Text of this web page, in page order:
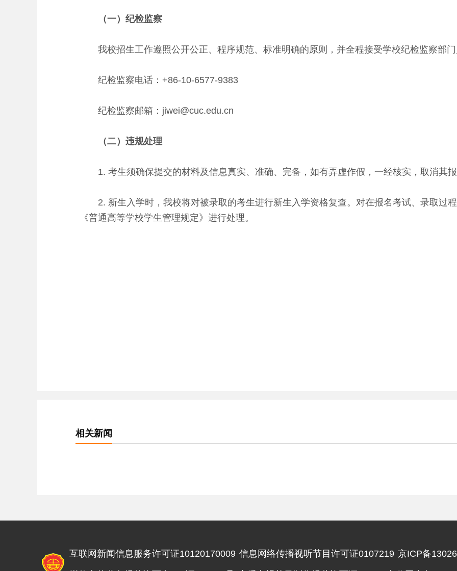
（一）纪检监察
我校招生工作遵照公开公正、程序规范、标准明确的原则，并全程接受学校纪检监察部
纪检监察电话：+86-10-6577-9383
纪检监察邮箱：jiwei@cuc.edu.cn
（二）违规处理
1. 考生须确保提交的材料及信息真实、准确、完备，如有弄虚作假，一经核实，取消其
2. 新生入学时，我校将对被录取的考生进行新生入学资格复查。对在报名考试、录取过
《普通高等学校学生管理规定》进行处理。
相关新闻
互联网新闻信息服务许可证10120170009 信息网络传播视听节目许可证0107219 京ICP备
违法和不良信息举报电话